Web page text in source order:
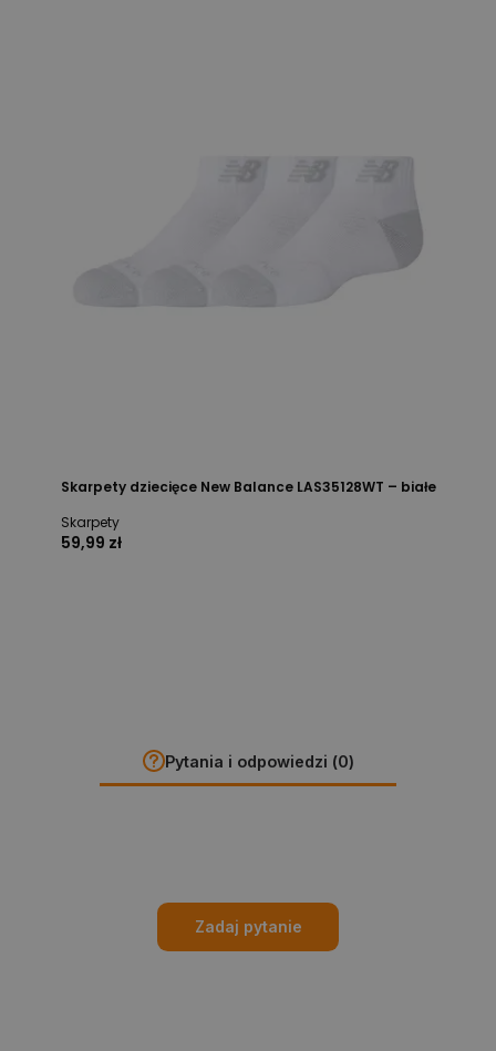
Skarpety dziecięce New Balance LAS35128WT – białe
Skarpety
59,99 zł
Pytania i odpowiedzi (0)
Zadaj pytanie